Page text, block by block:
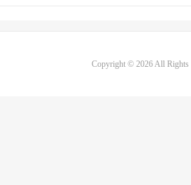
Copyright © 2026 All